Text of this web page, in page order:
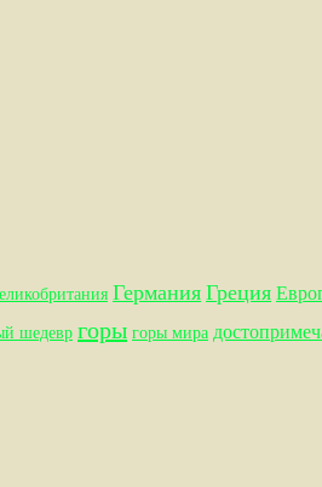
Германия Греция
шедевр горы горы мира